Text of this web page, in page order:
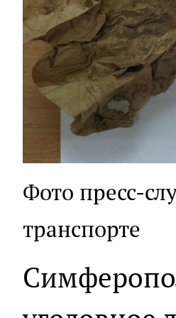
Фото пресс-
транспорте